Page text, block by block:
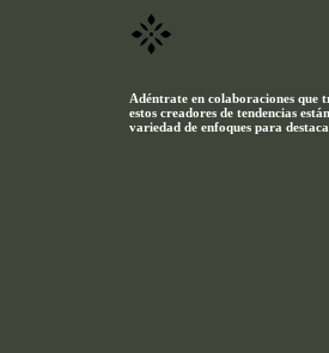
Adéntrate en colaboraciones que
estos creadores de tendencias
variedad de enfoques para